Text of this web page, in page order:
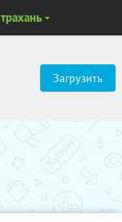
Загрузить